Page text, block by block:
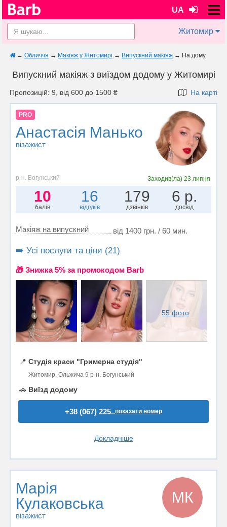
UA
Житомир
→ Обличчя → Макіяж у Житомирі → Випускний макіяж → На дому
Випускний макіяж з виїздом додому у Житомирі
Пропозицій: 9, від 600 до 1500 ₴ На карті
PRO
Анастасія Манько
візажист
р-н. Богунський Заходив(ла) 23 липня
10
балів
16
відгуків
179
дзвінків
6 р.
досвід
Макіяж на випускний від 1400 грн. / 60 мин.
➡️ Усі послуги та ціни (21)
🎁 Знижка 5% за промокодом Barb
55 фото
📍 Студія краси "Гримерна студія"
Житомир, Ольжича 9 р-н. Богунський
🚗 Виїзд додому
+38 (067) 225..показати номер
Докладніше
Марія
Кулаковська
візажист
МК